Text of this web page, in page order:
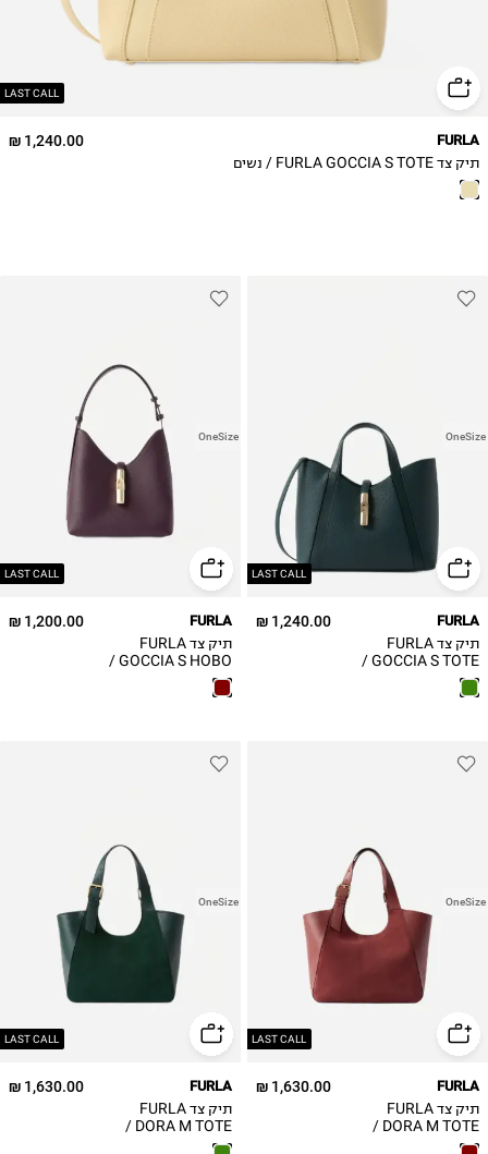
LAST CALL
1,240.00 ₪ FURLA
תיק צד FURLA GOCCIA S TOTE / נשים
LAST CALL
OneSize
1,240.00 ₪ FURLA
תיק צד FURLA
GOCCIA S TOTE /
נשים
LAST CALL
OneSize
1,200.00 ₪ FURLA
תיק צד FURLA
GOCCIA S HOBO /
נשים
LAST CALL
OneSize
1,630.00 ₪ FURLA
תיק צד FURLA
DORA M TOTE /
נשים
LAST CALL
OneSize
1,630.00 ₪ FURLA
תיק צד FURLA
DORA M TOTE /
נשים